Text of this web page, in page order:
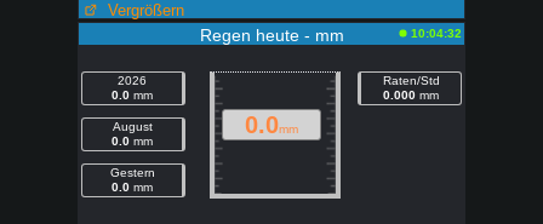
Vergrößern
Regen heute - mm 10:04:32
2026
0.0 mm
August
0.0 mm
Gestern
0.0 mm
0.0mm
Raten/Std
0.000 mm